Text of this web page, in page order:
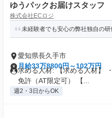
ゆうパックお届けスタッフ
株式会社ECロジ
未経験者でも安心の弊社独自の研
愛知県長久手市
月給33万8800円～102万円
求める人材: 【求める人材】
免許（AT限定可） 【...
週2・3日からOK